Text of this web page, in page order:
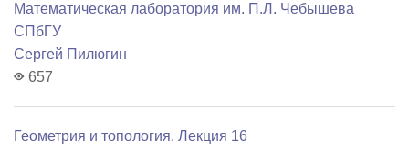
Математичеcкая лаборатория им. П.Л. Чебышева
СПбГУ
Сергей Пилюгин
657
Геометрия и топология. Лекция 16